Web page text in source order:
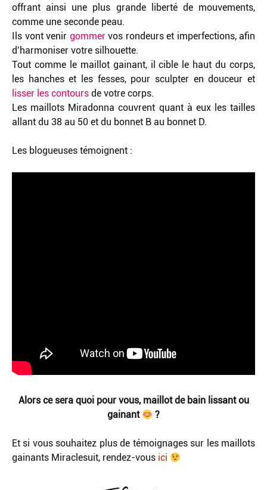
offrant ainsi une plus grande liberté de mouvements,
comme une seconde peau.
Ils vont venir gommervos rondeurs et imperfections, afin
d’harmoniser votre silhouette.
Tout comme le maillot gainant, il cible le haut du corps,
les hanches et les fesses, pour sculpter en douceur et
lisser les contours de votre corps.
Les maillots Miradonna couvrent quant à eux les tailles
allant du 38 au 50 et du bonnet B au bonnet D.
Les blogueuses témoignent :
Alors ce sera quoi pour vous, maillot de bain lissant ou
gainant
?
Et si vous souhaitez plus de témoignages sur les maillots
gainants Miraclesuit, rendez-vous ici